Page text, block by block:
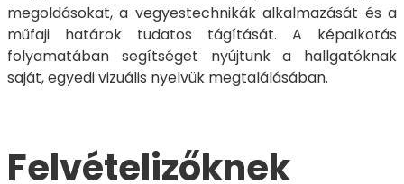
megoldásokat, a vegyestechnikák alkalmazását és a
műfaji határok tudatos tágítását. A képalkotás
folyamatában segítséget nyújtunk a hallgatóknak
saját, egyedi vizuális nyelvük megtalálásában.
Felvételizőknek